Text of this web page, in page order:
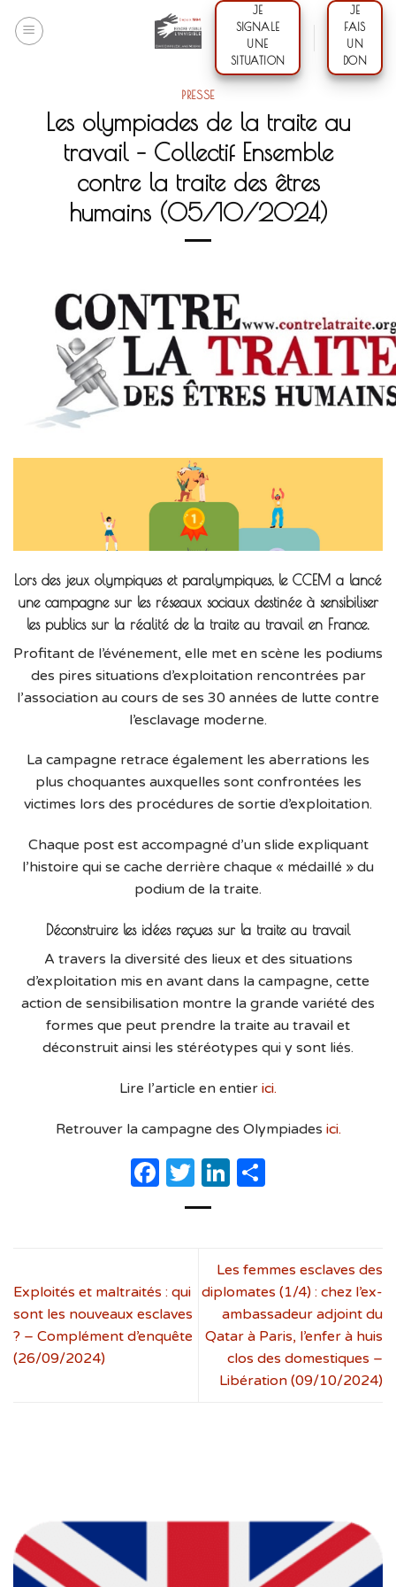
JE
SIGNALE
UNE
SITUATION
JE
FAIS
UN
DON
PRESSE
Les olympiades de la traite au
travail – Collectif Ensemble
contre la traite des êtres
humains (05/10/2024)
Lors des jeux olympiques et paralympiques, le CCEM a lancé
une campagne sur les réseaux sociaux destinée à sensibiliser
les publics sur la réalité de la traite au travail en France.
Profitant de l’événement, elle met en scène les podiums
des pires situations d’exploitation rencontrées par
l’association au cours de ses 30 années de lutte contre
l’esclavage moderne.
La campagne retrace également les aberrations les
plus choquantes auxquelles sont confrontées les
victimes lors des procédures de sortie d’exploitation.
Chaque post est accompagné d’un slide expliquant
l’histoire qui se cache derrière chaque « médaillé » du
podium de la traite.
Déconstruire les idées reçues sur la traite au travail
A travers la diversité des lieux et des situations
d’exploitation mis en avant dans la campagne, cette
action de sensibilisation montre la grande variété des
formes que peut prendre la traite au travail et
déconstruit ainsi les stéréotypes qui y sont liés.
Lire l’article en entier ici.
Retrouver la campagne des Olympiades ici.
Facebook
TwitterLinkedIn
Exploités et maltraités : qui
sont les nouveaux esclaves
? – Complément d’enquête
(26/09/2024)
Les femmes esclaves des
diplomates (1/4) : chez l’ex-
ambassadeur adjoint du
Qatar à Paris, l’enfer à huis
clos des domestiques –
Libération (09/10/2024)